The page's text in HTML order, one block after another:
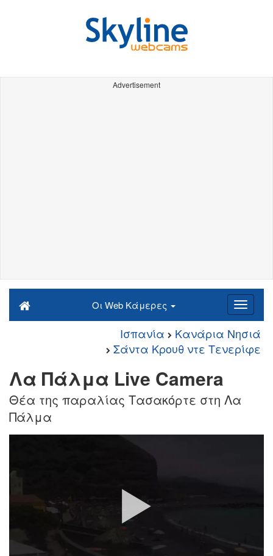
Advertisement
Οι Web Κάμερες
Ισπανία
Κανάρια Νησιά
Σάντα Κρουθ ντε Τενερίφε
Λα Πάλμα Live Camera
Θέα της παραλίας Τασακόρτε στη Λα
Πάλμα